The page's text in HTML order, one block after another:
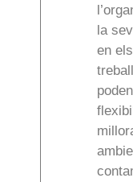
la
en